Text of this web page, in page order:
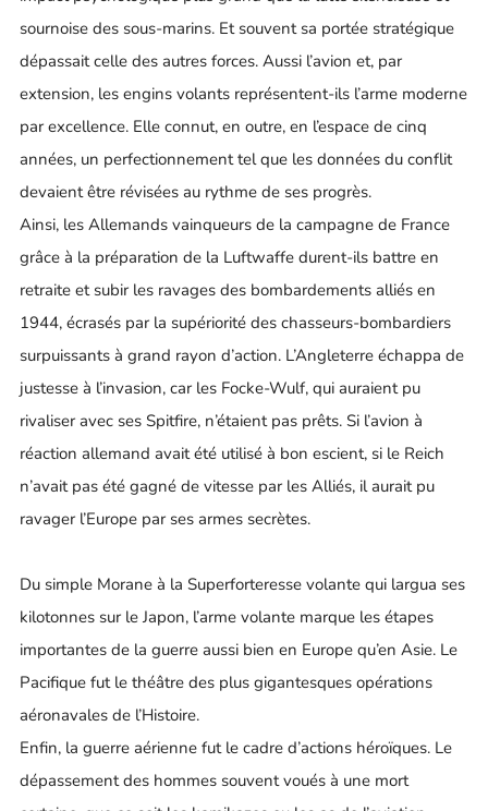
sournoise des sous-marins. Et souvent sa portée stratégique
dépassait celle des autres forces. Aussi l’avion et, par
extension, les engins volants représentent-ils l’arme moderne
par excellence. Elle connut, en outre, en l’espace de cinq
années, un perfectionnement tel que les données du conflit
devaient être révisées au rythme de ses progrès.
Ainsi, les Allemands vainqueurs de la campagne de France
grâce à la préparation de la Luftwaffe durent-ils battre en
retraite et subir les ravages des bombardements alliés en
1944, écrasés par la supériorité des chasseurs-bombardiers
surpuissants à grand rayon d’action. L’Angleterre échappa de
justesse à l’invasion, car les Focke-Wulf, qui auraient pu
rivaliser avec ses Spitfire, n’étaient pas prêts. Si l’avion à
réaction allemand avait été utilisé à bon escient, si le Reich
n’avait pas été gagné de vitesse par les Alliés, il aurait pu
ravager l’Europe par ses armes secrètes.
Du simple Morane à la Superforteresse volante qui largua ses
kilotonnes sur le Japon, l’arme volante marque les étapes
importantes de la guerre aussi bien en Europe qu’en Asie. Le
Pacifique fut le théâtre des plus gigantesques opérations
aéronavales de l’Histoire.
Enfin, la guerre aérienne fut le cadre d’actions héroïques. Le
dépassement des hommes souvent voués à une mort